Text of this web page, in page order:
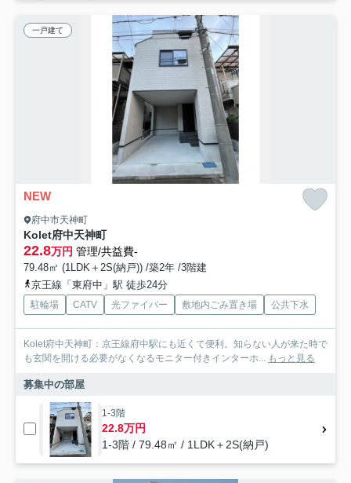
一戸建て
NEW
府中市天神町
Kolet府中天神町
22.8万円 管理/共益費-
79.48㎡ (1LDK＋2S(納戸)) /築2年 /3階建
京王線「東府中」駅 徒歩24分
駐輪場 CATV 光ファイバー 敷地内ごみ置き場 公共下水
Kolet府中天神町：京王線府中駅にも近くて便利。知らない人が来た時で
も玄関を開ける必要がなくなるモニター付きインターホ...
もっと見る
募集中の部屋
1-3階
22.8万円
1-3階 / 79.48㎡ / 1LDK＋2S(納戸)